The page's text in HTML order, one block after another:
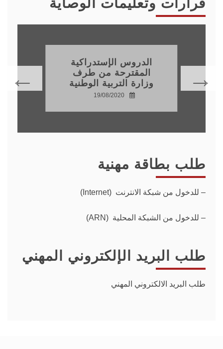
قرارات وتعليمات الوصاية
الدروس الإستدراكية
المقترحة من طرف
وزارة التربية الوطنية
19/08/2020
طلب بطاقة مهنية
– للدخول من شبكة الانترنت (Internet)
– للدخول من الشبكة المحلية (ARN)
طلب البريد الإلكتروني المهني
طلب البريد الالكتروني المهني